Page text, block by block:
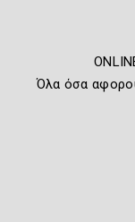
Όλα όσα